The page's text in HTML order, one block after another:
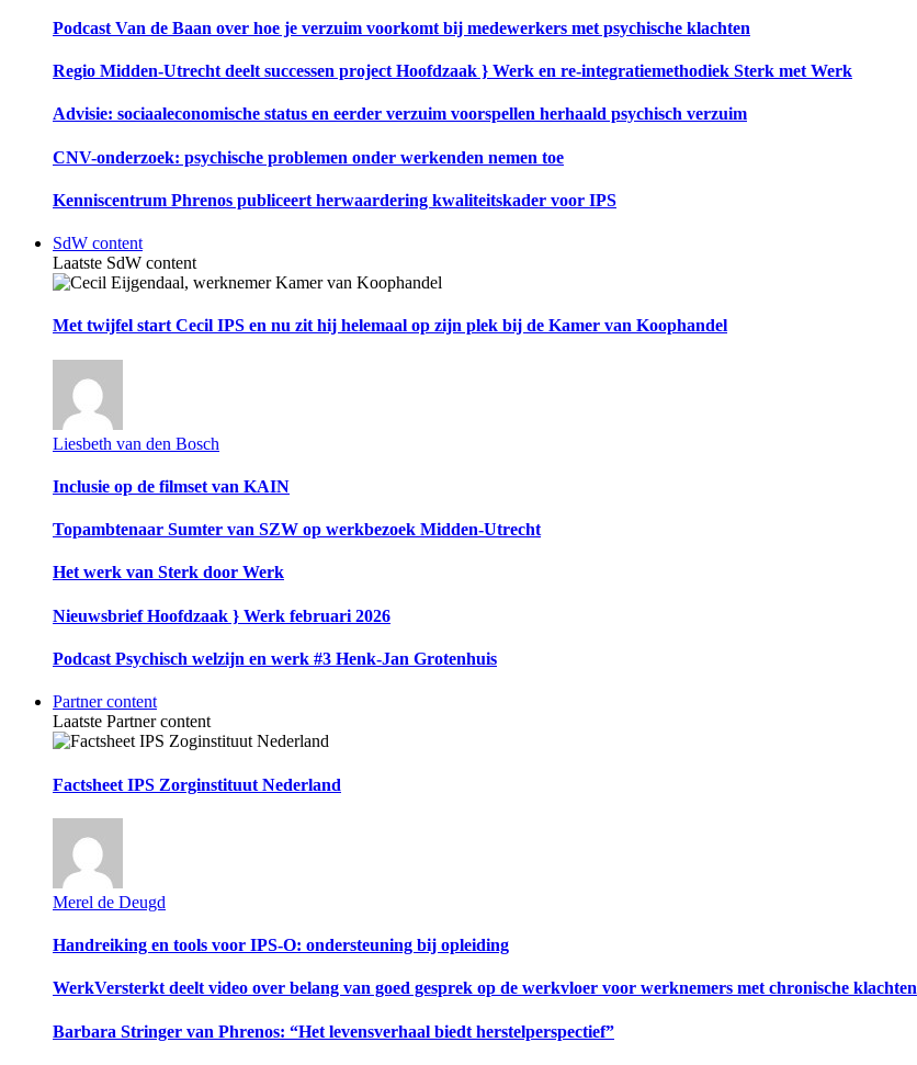
Podcast Van de Baan over hoe je verzuim voorkomt bij medewerkers met psychische klachten
Regio Midden-Utrecht deelt successen project Hoofdzaak } Werk en re-integratiemethodiek Sterk met Werk
Advisie: sociaaleconomische status en eerder verzuim voorspellen herhaald psychisch verzuim
CNV-onderzoek: psychische problemen onder werkenden nemen toe
Kenniscentrum Phrenos publiceert herwaardering kwaliteitskader voor IPS
SdW content
Laatste SdW content
Met twijfel start Cecil IPS en nu zit hij helemaal op zijn plek bij de Kamer van Koophandel
Liesbeth van den Bosch
Inclusie op de filmset van KAIN
Topambtenaar Sumter van SZW op werkbezoek Midden-Utrecht
Het werk van Sterk door Werk
Nieuwsbrief Hoofdzaak } Werk februari 2026
Podcast Psychisch welzijn en werk #3 Henk-Jan Grotenhuis
Partner content
Laatste Partner content
Factsheet IPS Zorginstituut Nederland
Merel de Deugd
Handreiking en tools voor IPS-O: ondersteuning bij opleiding
WerkVersterkt deelt video over belang van goed gesprek op de werkvloer voor werknemers met chronische klachten
Barbara Stringer van Phrenos: “Het levensverhaal biedt herstelperspectief”